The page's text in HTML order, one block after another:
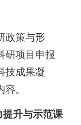
政策与形
研项目申报
技成果凝
。
提升与示范课